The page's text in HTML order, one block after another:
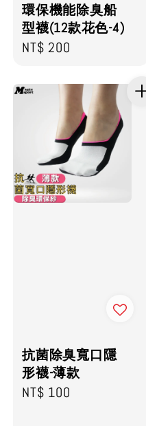
環保機能除臭船
型襪(12款花色-4)
Regular
NT$ 200
抗菌除臭寬口隱
形襪-薄款
Regular
NT$ 100